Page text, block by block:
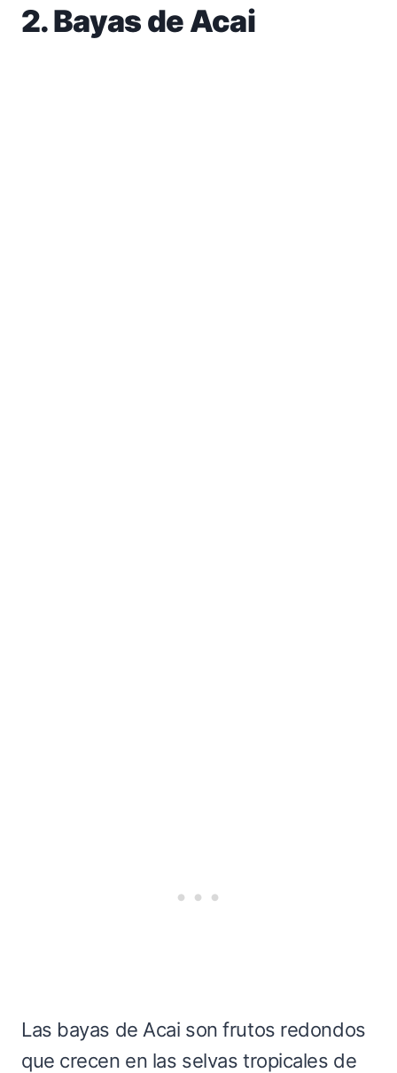
2. Bayas de Acai
Las bayas de Acai son frutos redondos
que crecen en las selvas tropicales de